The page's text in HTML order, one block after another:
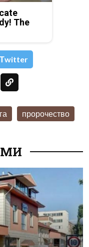
The
Тwitter
пророчество